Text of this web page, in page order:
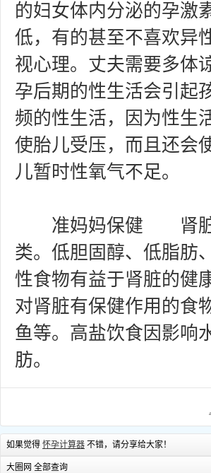
的妇女体内分泌的孕激
低，有的甚至不喜欢异
视心理。丈夫需要多体
孕后期的性生活会引起
频的性生活，因为性生
使胎儿受压，而且还会
儿暂时性氧气不足。
准妈妈保健 肾脏功
类。低胆固醇、低脂肪
性食物有益于肾脏的健
对肾脏有保健作用的食
鱼等。高盐饮食因影响
肪。
如果觉得 怀孕计算器 不错，请分享给大家！
大圈网 全部查询